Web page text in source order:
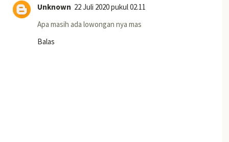
Unknown 22 Juli 2020 pukul 02.11
Apa masih ada lowongan nya mas
Balas